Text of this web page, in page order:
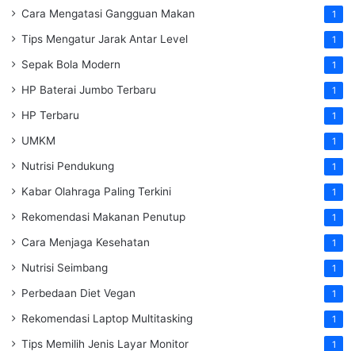
Cara Mengatasi Gangguan Makan 1
Tips Mengatur Jarak Antar Level 1
Sepak Bola Modern 1
HP Baterai Jumbo Terbaru 1
HP Terbaru 1
UMKM 1
Nutrisi Pendukung 1
Kabar Olahraga Paling Terkini 1
Rekomendasi Makanan Penutup 1
Cara Menjaga Kesehatan 1
Nutrisi Seimbang 1
Perbedaan Diet Vegan 1
Rekomendasi Laptop Multitasking 1
Tips Memilih Jenis Layar Monitor 1